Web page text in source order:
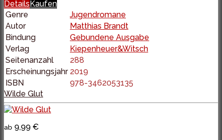
Details Kaufen
Genre
Jugendromane
Autor
Matthias Brandt
Bindung
Gebundene Ausgabe
Verlag
Kiepenheuer&Witsch
Seitenanzahl
288
Erscheinungsjahr 2019
ISBN
978-3462053135
Wilde Glut
ab 9,99 €